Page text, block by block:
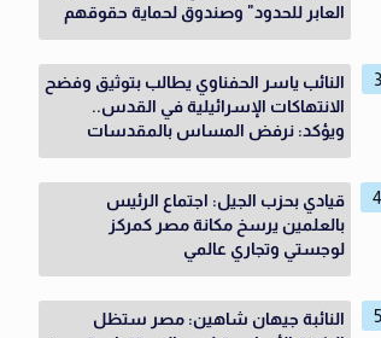
العابر للحدود" وصندوق لحماية حقوقهم
النائب ياسر الحفناوي يطالب بتوثيق وفضح
الانتهاكات الإسرائيلية في القدس..
ويؤكد: نرفض المساس بالمقدسات
قيادي بحزب الجيل: اجتماع الرئيس
بالعلمين يرسخ مكانة مصر كمركز
لوجستي وتجاري عالمي
النائبة جيهان شاهين: مصر ستظل